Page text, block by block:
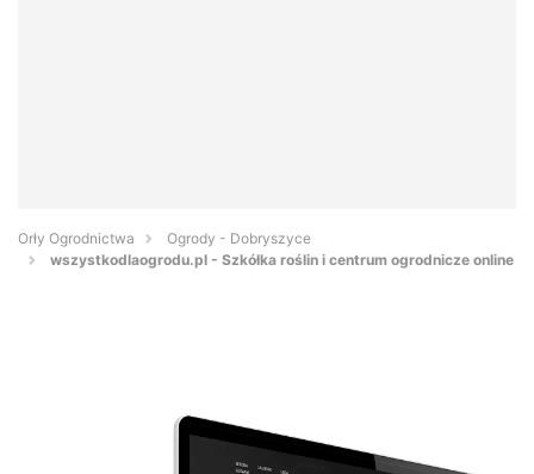
Orły Ogrodnictwa
Ogrody - Dobryszyce
wszystkodlaogrodu.pl - Szkółka roślin i centrum ogrodnicze online